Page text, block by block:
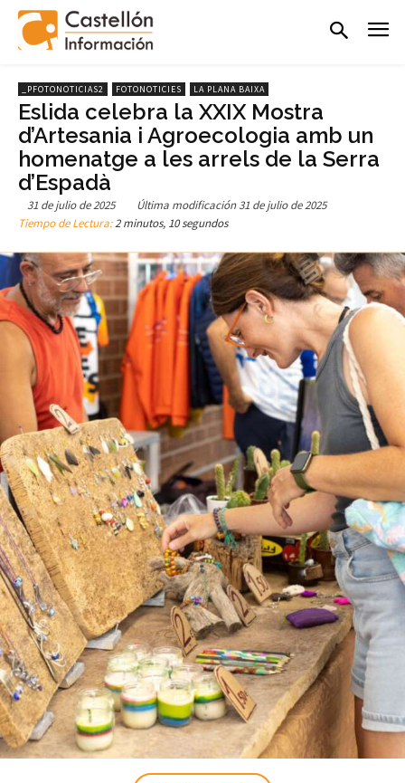
_PFOTONOTICIAS2 FOTONOTICIES LA PLANA BAIXA
Eslida celebra la XXIX Mostra
d’Artesania i Agroecologia amb un
homenatge a les arrels de la Serra
d’Espadà
31 de julio de 2025 Última modificación 31 de julio de 2025
Tiempo de Lectura:2 minutos, 10 segundos